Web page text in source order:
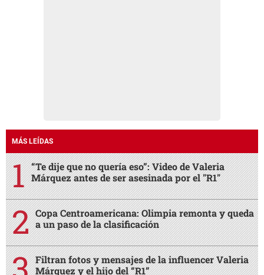
MÁS LEÍDAS
“Te dije que no quería eso”: Video de Valeria
Márquez antes de ser asesinada por el "R1"
Copa Centroamericana: Olimpia remonta y queda
a un paso de la clasificación
Filtran fotos y mensajes de la influencer Valeria
Márquez y el hijo del “R1”